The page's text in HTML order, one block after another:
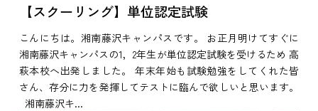
【スクーリング】単位認定試験
こんにちは。湘南藤沢キャンパスです。 お正月明けてすぐに
湘南藤沢キャンパスの1，2年生が単位認定試験を受けるため 高
萩本校へ出発しました。 年末年始も試験勉強をしてくれた皆
さん、存分に力を発揮してテストに臨んで欲しいと思います。
湘南藤沢キ...